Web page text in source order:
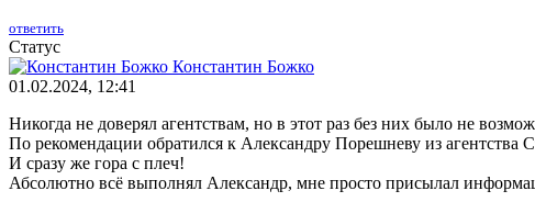
ответить
Статус
Константин Божко
01.02.2024, 12:41
Никогда не доверял агентствам, но в этот раз без них было не
По рекомендации обратился к Александру Порешневу из агентства
И сразу же гора с плеч!
Абсолютно всё выполнял Александр, мне просто присылал